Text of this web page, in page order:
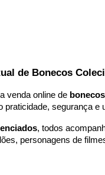
de Bonecos
venda online de
praticidade, segurança
, todos
personagens de